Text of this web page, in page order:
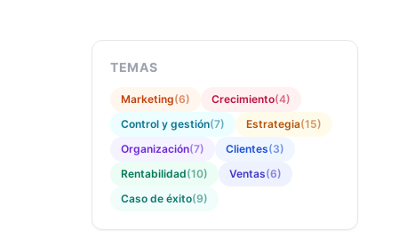
TEMAS
Marketing(6) Crecimiento(4)
Control y gestión(7) Estrategia(15)
Organización(7) Clientes(3)
Rentabilidad(10) Ventas(6)
Caso de éxito(9)